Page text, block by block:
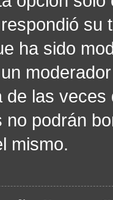
ha sido
de las
no podrán
mismo.